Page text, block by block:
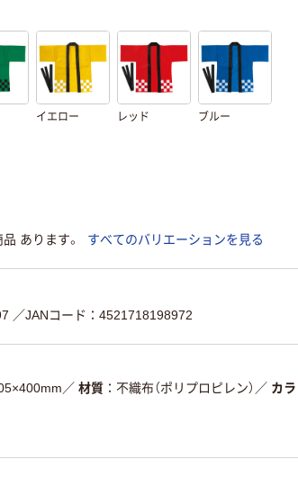
イエロー レッド ブルー
あります。
すべてのバリエーションを見る
／JANコード：4521718198972
／ 材質 不織布（ポリプロピレン） ／ カラ